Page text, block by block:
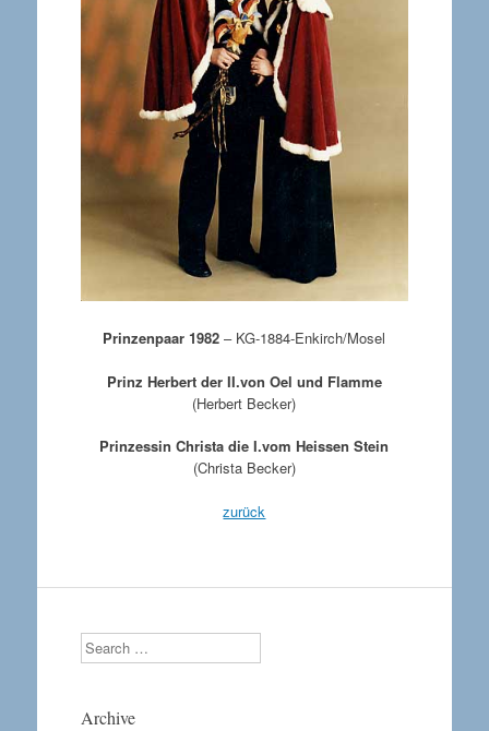
Prinzenpaar 1982 – KG-1884-Enkirch/Mosel
Prinz Herbert der II.von Oel und Flamme
(Herbert Becker)
Prinzessin Christa die I.vom Heissen Stein
(Christa Becker)
zurück
Search
Archive